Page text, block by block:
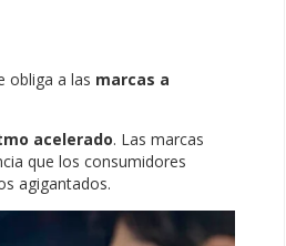
obliga a las marcas a
acelerado. Las marcas
que los consumidores
agigantados.